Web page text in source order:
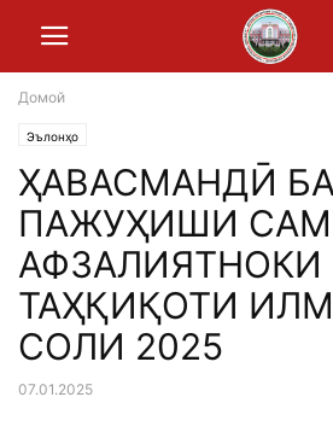
Домой
Эълонҳо
ҲАВАСМАНДӢ
ПАЖУҲИШИ
АФЗАЛИЯТНОКИ
ТАҲҚИҚОТИ
СОЛИ 2025
07.01.2025